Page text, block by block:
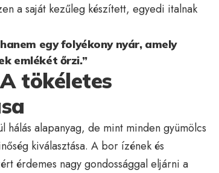
a saját kezűleg készített, egyedi italnak
egy folyékony nyár, amely
emlékét őrzi.”
tökéletes
alapanyag, de mint minden gyümölcs
kiválasztása. A bor ízének és
érdemes nagy gondossággal eljárni a